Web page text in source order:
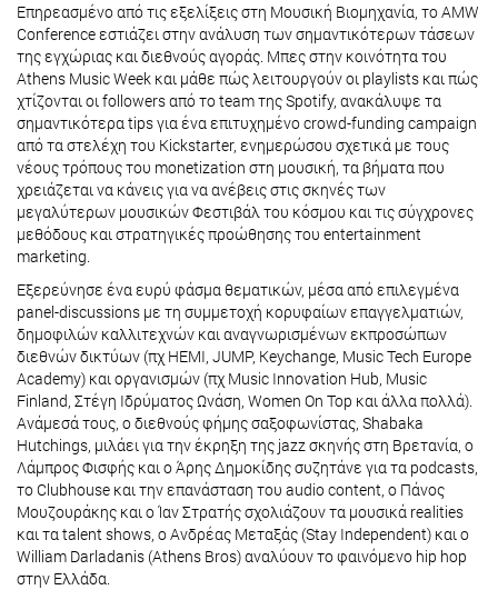
Επηρεασμένο από τις εξελίξεις στη Μουσική Βιομηχανία, το AMW
Conference εστιάζει στην ανάλυση των σημαντικότερων τάσεων
της εγχώριας και διεθνούς αγοράς. Μπες στην κοινότητα του
Athens Music Week και μάθε πώς λειτουργούν οι playlists και πώς
χτίζονται οι followers από το team της Spotify, ανακάλυψε τα
σημαντικότερα tips για ένα επιτυχημένο crowd-funding campaign
από τα στελέχη του Kickstarter, ενημερώσου σχετικά με τους
νέους τρόπους του monetization στη μουσική, τα βήματα που
χρειάζεται να κάνεις για να ανέβεις στις σκηνές των
μεγαλύτερων μουσικών Φεστιβάλ του κόσμου και τις σύγχρονες
μεθόδους και στρατηγικές προώθησης του entertainment
marketing.
Εξερεύνησε ένα ευρύ φάσμα θεματικών, μέσα από επιλεγμένα
panel-discussions με τη συμμετοχή κορυφαίων επαγγελματιών,
δημοφιλών καλλιτεχνών και αναγνωρισμένων εκπροσώπων
διεθνών δικτύων (πχ HEMI, JUMP, Keychange, Music Tech Europe
Academy) και οργανισμών (πχ Μusic Innovation Hub, Music
Finland, Στέγη Ιδρύματος Ωνάση, Women On Top και άλλα πολλά).
Ανάμεσά τους, ο διεθνούς φήμης σαξοφωνίστας, Shabaka
Hutchings, μιλάει για την έκρηξη της jazz σκηνής στη Βρετανία, ο
Λάμπρος Φισφής και ο Άρης Δημοκίδης συζητάνε για τα podcasts,
το Clubhouse και την επανάσταση του audio content, ο Πάνος
Μουζουράκης και ο Ίαν Στρατής σχολιάζουν τα μουσικά realities
και τα talent shows, o Ανδρέας Μεταξάς (Stay Independent) και ο
William Darladanis (Athens Bros) αναλύουν το φαινόμενο hip hop
στην Ελλάδα.